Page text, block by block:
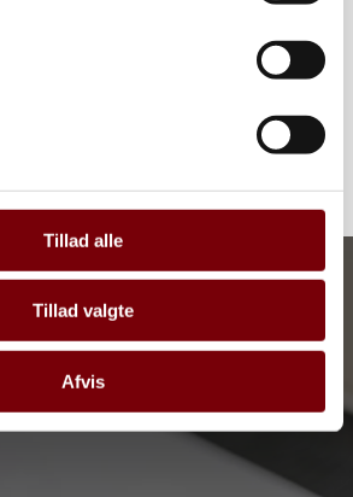
Tillad alle
Tillad valgte
Afvis
efter standard
dit brandmateriel i henhold til
så du er sikret korrekt eftersyn,
og udstyr, der altid er klar til